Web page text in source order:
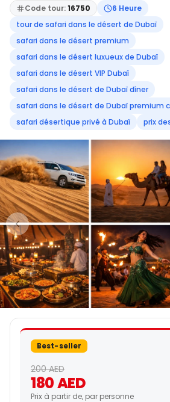
Code tour:16750
6 Heure
tour de safari dans le désert de Dubaï
safari dans le désert premium
safari dans le désert luxueux de Dubaï
safari dans le désert VIP Dubaï
safari dans le désert de Dubaï dîner
safari dans le désert de Dubaï premium
safari désertique privé à Dubaï
prix
Best-seller
200 AED
180 AED
Prix à partir de, par personne